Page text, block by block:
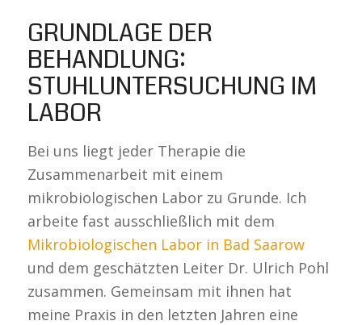
GRUNDLAGE DER
BEHANDLUNG:
STUHLUNTERSUCHUNG IM
LABOR
Bei uns liegt jeder Therapie die
Zusammenarbeit mit einem
mikrobiologischen Labor zu Grunde. Ich
arbeite fast ausschließlich mit dem
Mikrobiologischen Labor in Bad Saarow
und dem geschätzten Leiter Dr. Ulrich Pohl
zusammen. Gemeinsam mit ihnen hat
meine Praxis in den letzten Jahren eine